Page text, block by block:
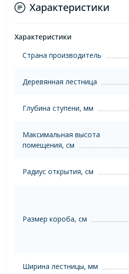
Характеристики
Характеристики
Страна производитель
Деревянная лестница
Глубина ступени, мм
Максимальная высота
помещения, см
Радиус открытия, см
Размер короба, см
Ширина лестницы, мм